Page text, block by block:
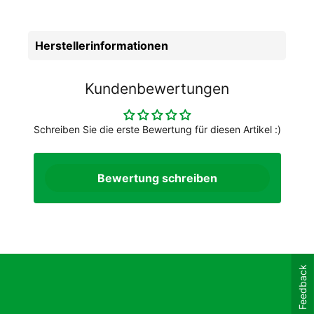
Herstellerinformationen
Kundenbewertungen
Schreiben Sie die erste Bewertung für diesen Artikel :)
Bewertung schreiben
Feedback